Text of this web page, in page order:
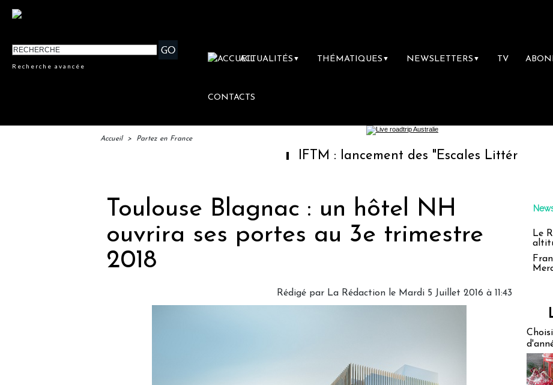
Recherche avancée
ACTUALITÉS ▼ THÉMATIQUES ▼ NEWSLETTERS ▼ TV
CONTACTS
Accueil > Partez en France
IFTM : lancement des "Escales Littéraires", la
Toulouse Blagnac : un hôtel NH
ouvrira ses portes au 3e trimestre
2018
Rédigé par La Rédaction le Mardi 5 Juillet 2016 à 11:43
Le